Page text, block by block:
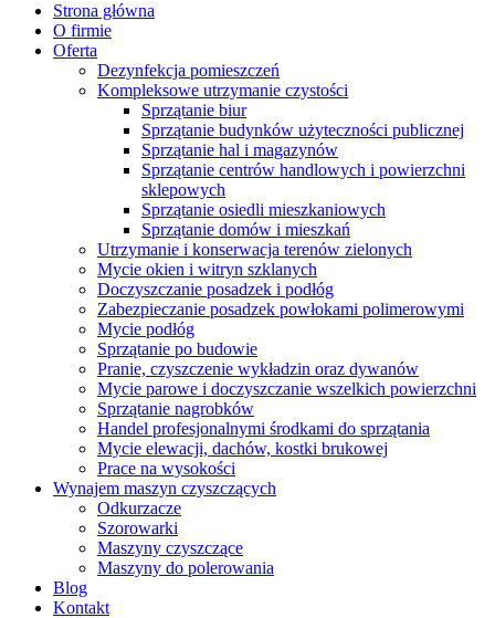
Strona główna
O firmie
Oferta
Dezynfekcja pomieszczeń
Kompleksowe utrzymanie czystości
Sprzątanie biur
Sprzątanie budynków użyteczności publicznej
Sprzątanie hal i magazynów
Sprzątanie centrów handlowych i powierzchni
sklepowych
Sprzątanie osiedli mieszkaniowych
Sprzątanie domów i mieszkań
Utrzymanie i konserwacja terenów zielonych
Mycie okien i witryn szklanych
Doczyszczanie posadzek i podłóg
Zabezpieczanie posadzek powłokami polimerowymi
Mycie podłóg
Sprzątanie po budowie
Pranie, czyszczenie wykładzin oraz dywanów
Mycie parowe i doczyszczanie wszelkich powierzchni
Sprzątanie nagrobków
Handel profesjonalnymi środkami do sprzątania
Mycie elewacji, dachów, kostki brukowej
Prace na wysokości
Wynajem maszyn czyszczących
Odkurzacze
Szorowarki
Maszyny czyszczące
Maszyny do polerowania
Blog
Kontakt